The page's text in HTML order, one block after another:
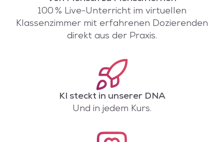
100 % Live-Unterricht im virtuellen
Klassenzimmer mit erfahrenen Dozierenden
direkt aus der Praxis.
KI steckt in unserer DNA
Und in jedem Kurs.